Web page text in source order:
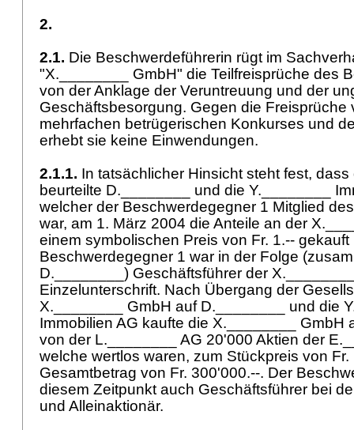
2.
2.1. Die Beschwerdeführerin rügt im
"X.________ GmbH" die Teilfreisprüche des
von der Anklage der Veruntreuung und der
Geschäftsbesorgung. Gegen die Freisprüche
mehrfachen betrügerischen Konkurses und
erhebt sie keine Einwendungen.
2.1.1. In tatsächlicher Hinsicht steht fest,
beurteilte D.________ und die Y.________
welcher der Beschwerdegegner 1 Mitglied
war, am 1. März 2004 die Anteile an der
einem symbolischen Preis von Fr. 1.-- gekauft
Beschwerdegegner 1 war in der Folge
D.________) Geschäftsführer der
Einzelunterschrift. Nach Übergang der
X.________ GmbH auf D.________ und die
Immobilien AG kaufte die X.________ GmbH
von der L.________ AG 20'000 Aktien der
welche wertlos waren, zum Stückpreis von Fr.
Gesamtbetrag von Fr. 300'000.--. Der
diesem Zeitpunkt auch Geschäftsführer bei
und Alleinaktionär.